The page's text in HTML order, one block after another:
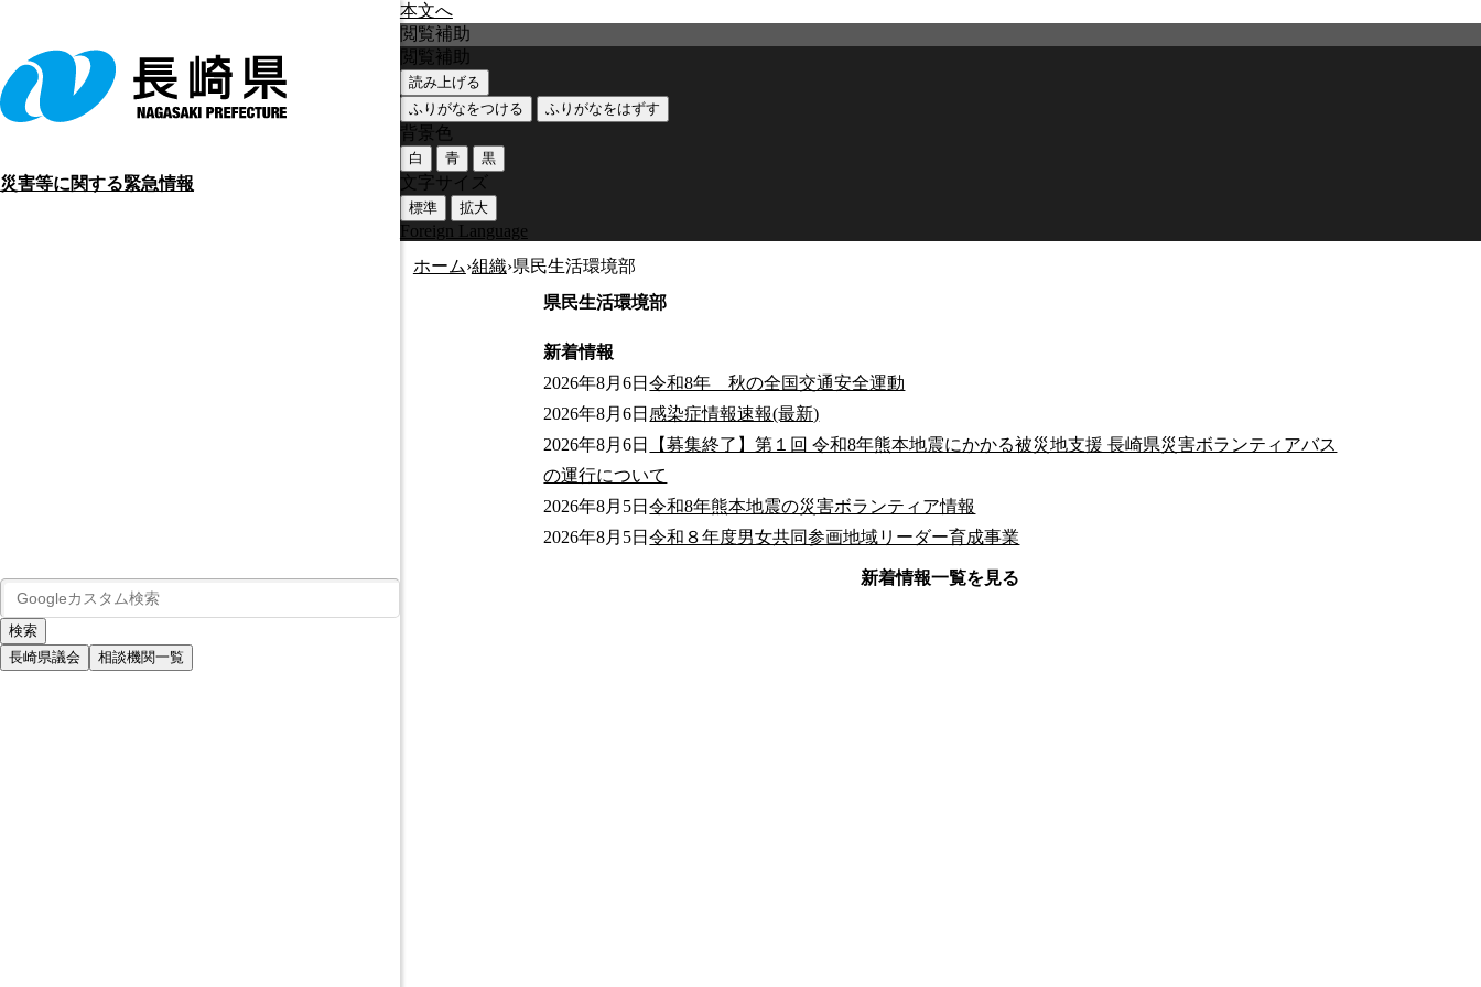
本文へ
災害等に関する緊急情報
長崎県議会 相談機関一覧
閲覧補助
閲覧補助
読み上げる
ふりがなをつける
ふりがなをはずす
背景色
白 青 黒
文字サイズ
標準 拡大
Foreign Language
ホーム›組織›県民生活環境部
県民生活環境部
新着情報
2026年8月6日令和8年 秋の全国交通安全運動
2026年8月6日感染症情報速報(最新)
2026年8月6日
【募集終了】第１回 令和8年熊本地震にかかる被災地支援 長崎県災害ボランティアバス
の運行について
2026年8月5日令和8年熊本地震の災害ボランティア情報
2026年8月5日令和８年度男女共同参画地域リーダー育成事業
ながさきデコ活 ゼロカーボンアクション12 2026年8月
長崎県気候変動適応セミナー ～みらいの天気と防災へのそなえ～（令和８年8月29日
令和８年度クリーニング師試験を実施します
令和8年度地域環境保全功労者表彰および地域環境美化功績者表彰（環境大臣表彰）の
新着情報一覧を見る